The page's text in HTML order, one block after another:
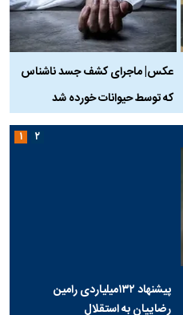
عکس| ماجرای کشف جسد ناشناس
که توسط حیوانات خورده شد
پیشنهاد ۱۳۲میلیاردی رامین
رضاییان به استقلال
۱ ۲